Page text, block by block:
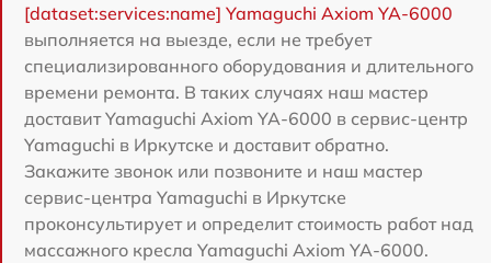
[dataset:services:name] Yamaguchi Axiom YA-6000
выполняется на выезде, если не требует
специализированного оборудования и длительного
времени ремонта. В таких случаях наш мастер
доставит Yamaguchi Axiom YA-6000 в сервис-центр
Yamaguchi в Иркутске и доставит обратно.
Закажите звонок или позвоните и наш мастер
сервис-центра Yamaguchi в Иркутске
проконсультирует и определит стоимость работ над
массажного кресла Yamaguchi Axiom YA-6000.